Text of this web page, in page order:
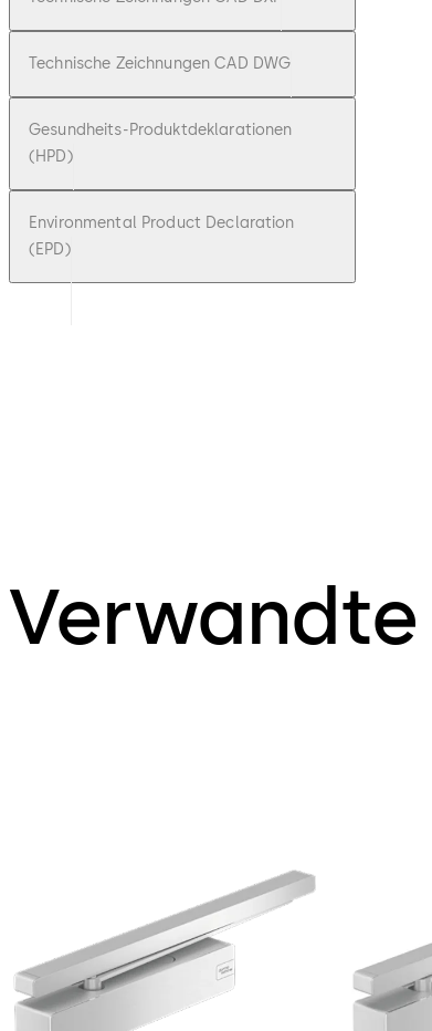
Technische Zeichnungen CAD DWG
Gesundheits-Produktdeklarationen
(HPD)
Environmental Product Declaration
(EPD)